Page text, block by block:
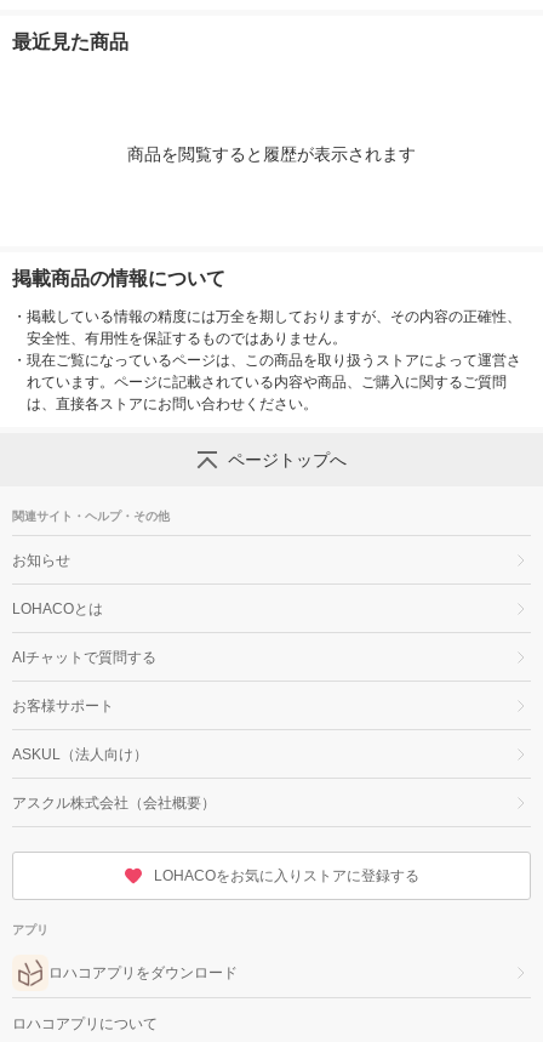
最近見た商品
商品を閲覧すると履歴が表示されます
掲載商品の情報について
・ 掲載している情報の精度には万全を期しておりますが、その内容の正確性、
安全性、有用性を保証するものではありません。
・ 現在ご覧になっているページは、この商品を取り扱うストアによって運営さ
れています。ページに記載されている内容や商品、ご購入に関するご質問
は、直接各ストアにお問い合わせください。
ページトップへ
関連サイト・ヘルプ・その他
お知らせ
LOHACOとは
AIチャットで質問する
お客様サポート
ASKUL（法人向け）
アスクル株式会社（会社概要）
LOHACOをお気に入りストアに登録する
アプリ
ロハコアプリをダウンロード
ロハコアプリについて